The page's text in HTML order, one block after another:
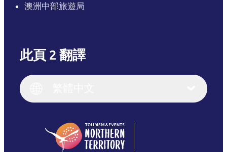
澳洲中部旅遊局
此頁 2 翻譯
English (US)
English
(Singapore)
繁體中文